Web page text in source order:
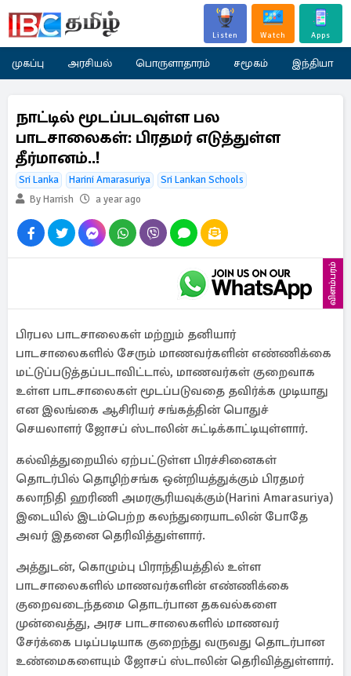
Listen Watch Apps
முகப்பு அரசியல் பொருளாதாரம் சமூகம் இந்தியா
நாட்டில் மூடப்படவுள்ள பல
பாடசாலைகள்: பிரதமர் எடுத்துள்ள
தீர்மானம்..!
Sri Lanka Harini Amarasuriya
Sri Lankan Schools
By Harrish
a year ago
விளம்பரம்
பிரபல பாடசாலைகள் மற்றும் தனியார்
பாடசாலைகளில் சேரும் மாணவர்களின் எண்ணிக்கை
மட்டுப்படுத்தப்படாவிட்டால், மாணவர்கள் குறைவாக
உள்ள பாடசாலைகள் மூடப்படுவதை தவிர்க்க முடியாது
என இலங்கை ஆசிரியர் சங்கத்தின் பொதுச்
செயலாளர் ஜோசப் ஸ்டாலின் சுட்டிக்காட்டியுள்ளார்.
கல்வித்துறையில் ஏற்பட்டுள்ள பிரச்சினைகள்
தொடர்பில் தொழிற்சங்க ஒன்றியத்துக்கும் பிரதமர்
கலாநிதி ஹரிணி அமரசூரியவுக்கும்(Harini Amarasuriya)
இடையில் இடம்பெற்ற கலந்துரையாடலின் போதே
அவர் இதனை தெரிவித்துள்ளார்.
அத்துடன், கொழும்பு பிராந்தியத்தில் உள்ள
பாடசாலைகளில் மாணவர்களின் எண்ணிக்கை
குறைவடைந்தமை தொடர்பான தகவல்களை
முன்வைத்து, அரச பாடசாலைகளில் மாணவர்
சேர்க்கை படிப்படியாக குறைந்து வருவது தொடர்பான
உண்மைகளையும் ஜோசப் ஸ்டாலின் தெரிவித்துள்ளார்.